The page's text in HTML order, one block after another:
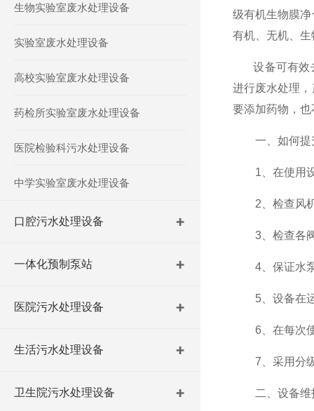
生物实验室废水处理设备
实验室废水处理设备
高校实验室废水处理设备
药检所实验室废水处理设备
医院检验科污水处理设备
中学实验室废水处理设备
口腔污水处理设备
一体化预制泵站
医院污水处理设备
生活污水处理设备
卫生院污水处理设备
级有机生物膜
有机、无机、
设备可有效去
进行废水处理
要添加药物，
一、如何提
1、在使用设
2、检查风机
3、检查各阀
4、保证水泵
5、设备在运
6、在每次使
7、采用分级
二、设备维